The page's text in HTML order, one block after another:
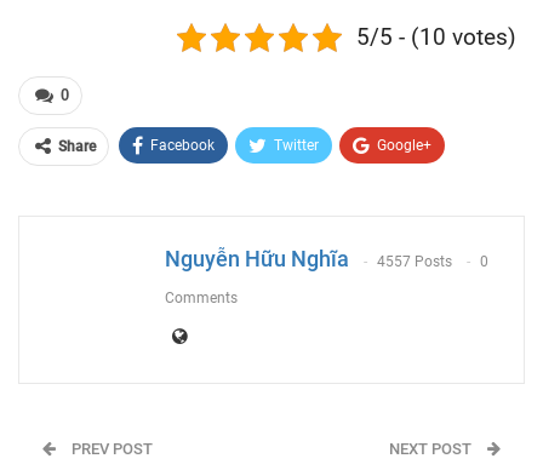
5/5 - (10 votes)
0
Share Facebook Twitter Google+
Nguyễn Hữu Nghĩa 4557 Posts 0
Comments
PREV POST NEXT POST